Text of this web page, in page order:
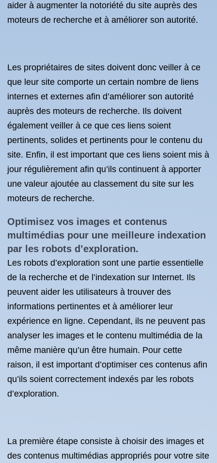
aider à augmenter la notoriété du site auprès des
moteurs de recherche et à améliorer son autorité.
Les propriétaires de sites doivent donc veiller à ce
que leur site comporte un certain nombre de liens
internes et externes afin d’améliorer son autorité
auprès des moteurs de recherche. Ils doivent
également veiller à ce que ces liens soient
pertinents, solides et pertinents pour le contenu du
site. Enfin, il est important que ces liens soient mis à
jour régulièrement afin qu’ils continuent à apporter
une valeur ajoutée au classement du site sur les
moteurs de recherche.
Optimisez vos images et contenus
multimédias pour une meilleure indexation
par les robots d’exploration.
Les robots d’exploration sont une partie essentielle
de la recherche et de l’indexation sur Internet. Ils
peuvent aider les utilisateurs à trouver des
informations pertinentes et à améliorer leur
expérience en ligne. Cependant, ils ne peuvent pas
analyser les images et le contenu multimédia de la
même manière qu’un être humain. Pour cette
raison, il est important d’optimiser ces contenus afin
qu’ils soient correctement indexés par les robots
d’exploration.
La première étape consiste à choisir des images et
des contenus multimédias appropriés pour votre site